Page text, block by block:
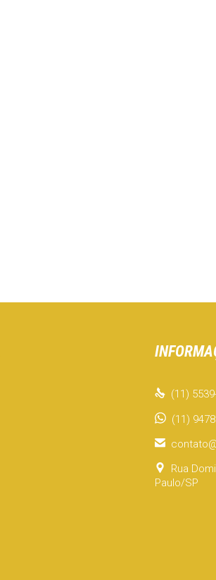
 (11)
(11)


Rua
Paulo/SP